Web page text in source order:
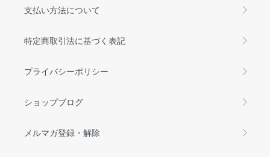
支払い方法について
特定商取引法に基づく表記
プライバシーポリシー
ショップブログ
メルマガ登録・解除